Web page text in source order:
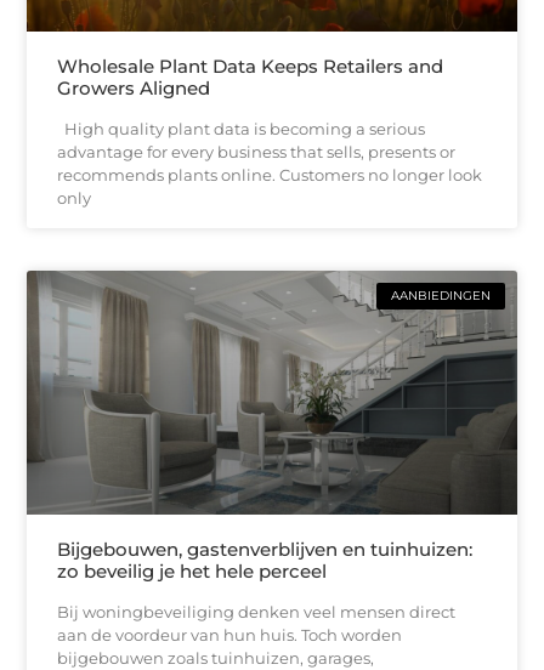
Wholesale Plant Data Keeps Retailers and
Growers Aligned
High quality plant data is becoming a serious
advantage for every business that sells, presents or
recommends plants online. Customers no longer look
only
AANBIEDINGEN
Bijgebouwen, gastenverblijven en tuinhuizen:
zo beveilig je het hele perceel
Bij woningbeveiliging denken veel mensen direct
aan de voordeur van hun huis. Toch worden
bijgebouwen zoals tuinhuizen, garages,